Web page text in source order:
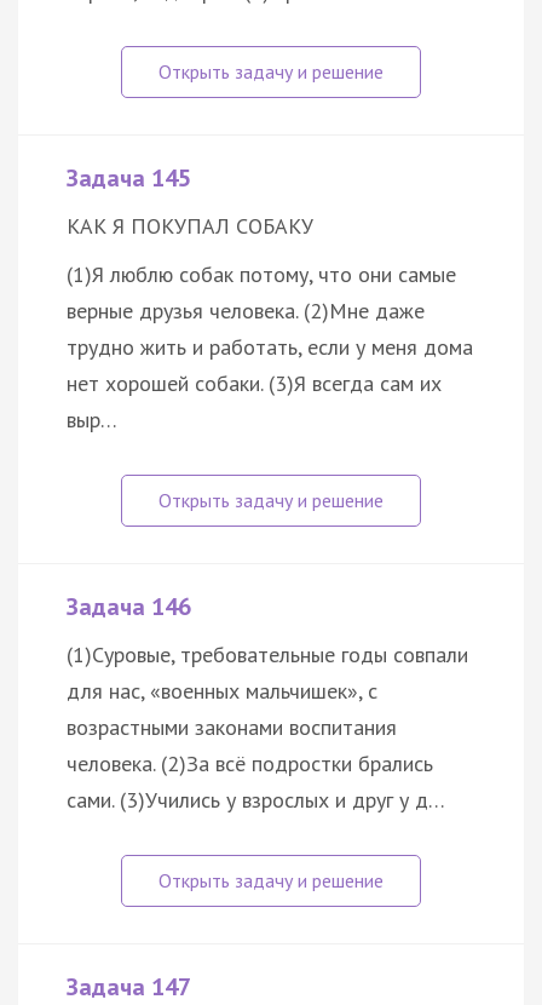
Задача 145
КАК Я ПОКУПАЛ СОБАКУ
(1)Я люблю собак потому, что они самые
верные друзья человека. (2)Мне даже
трудно жить и работать, если у меня дома
нет хорошей собаки. (3)Я всегда сам их
выр…
Задача 146
(1)Суровые, требовательные годы совпали
для нас, «военных мальчишек», с
возрастными законами воспитания
человека. (2)За всё подростки брались
сами. (3)Учились у взрослых и друг у д…
Задача 147